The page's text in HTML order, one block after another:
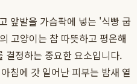
앞발을 가슴팍에 넣는 '식빵 굽
고양이는 참 따뜻하고 평온해
결정하는 중요한 요소입니다.
침에 갓 일어난 피부는 밤새 열